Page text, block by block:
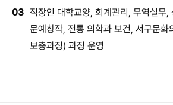
03 직장인 대학교양, 회계관리, 무역실무,
문예창작, 전통 의학과 보건, 서구문화
보충과정) 과정 운영